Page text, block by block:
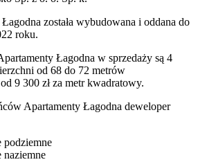
została wybudowana i oddana do
roku.
Łagodna w sprzedaży są 4
od 68 do 72 metrów
9 300 zł za metr kwadratowy.
Apartamenty Łagodna deweloper
podziemne
naziemne